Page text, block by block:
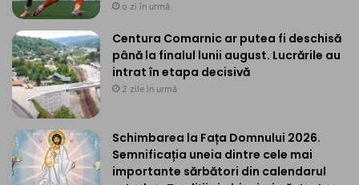
o zi în urmă
Centura Comarnic ar putea fi deschisă
până la finalul lunii august. Lucrările au
intrat în etapa decisivă
2 zile în urmă
Schimbarea la Fața Domnului 2026.
Semnificația uneia dintre cele mai
importante sărbători din calendarul